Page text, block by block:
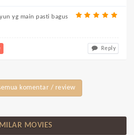
yg main pasti bagus
Reply
komentar / review
MOVIES